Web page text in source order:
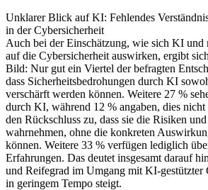
Unklarer Blick auf KI: Fehlendes
in der Cybersicherheit
Auch bei der Einschätzung, wie sich KI und
auf die Cybersicherheit auswirken, ergibt
Bild: Nur gut ein Viertel der befragten
dass Sicherheitsbedrohungen durch KI
verschärft werden können. Weitere 27 %
durch KI, während 12 % angaben, dies nicht
den Rückschluss zu, dass sie die Risiken
wahrnehmen, ohne die konkreten
können. Weitere 33 % verfügen lediglich
Erfahrungen. Das deutet insgesamt darauf
und Reifegrad im Umgang mit KI-gestützter
in geringem Tempo steigt.